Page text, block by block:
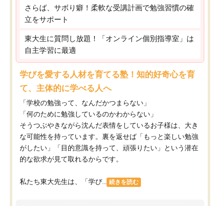
さらば、サボり癖！柔軟な受講計画で勉強習慣の確
立をサポート
東大生に質問し放題！「オンライン個別指導室」は
自主学習に最適
学びを愛する人材を育てる塾！知的好奇心を育
て、主体的に学べる人へ
「学校の勉強って、なんだかつまらない」
「何のために勉強しているのかわからない」
そうつぶやきながら沈んだ表情をしているお子様は、大き
な可能性を持っています。裏を返せば「もっと楽しい勉強
がしたい」「目的意識を持って、頑張りたい」という潜在
的な欲求が見て取れるからです。
私たち東大先生は、「学び... 続きを読む